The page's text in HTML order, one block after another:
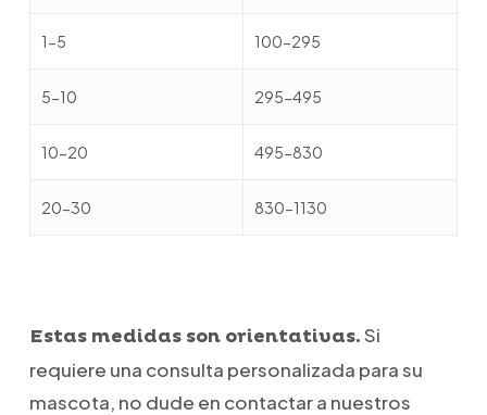
1-5 100-295
5-10 295-495
10-20 495-830
20-30 830-1130
Estas medidas son orientativas.Si
requiere una consulta personalizada para su
mascota, no dude en contactar a nuestros